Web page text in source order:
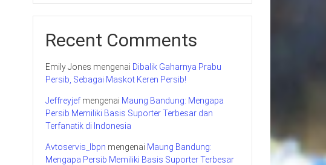
Recent Comments
Emily Jones mengenai Dibalik Gaharnya Prabu
Persib, Sebagai Maskot Keren Persib!
Jeffreyjef mengenai Maung Bandung: Mengapa
Persib Memiliki Basis Suporter Terbesar dan
Terfanatik di Indonesia
Avtoservis_lbpn mengenai Maung Bandung:
Mengapa Persib Memiliki Basis Suporter Terbesar